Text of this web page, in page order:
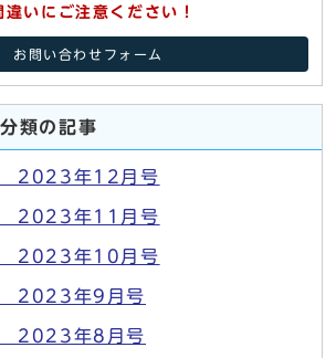
いにご注意ください！
お問い合わせフォーム
類の記事
2023年12月号
2023年11月号
2023年10月号
2023年9月号
2023年8月号